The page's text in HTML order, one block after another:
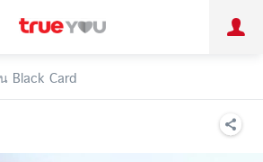
ลูกค้าองค์กร